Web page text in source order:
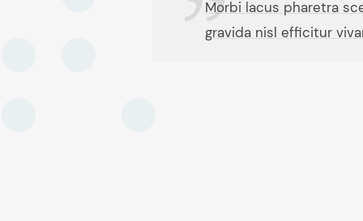
Morbi lacus pharetra
gravida nisl efficitur